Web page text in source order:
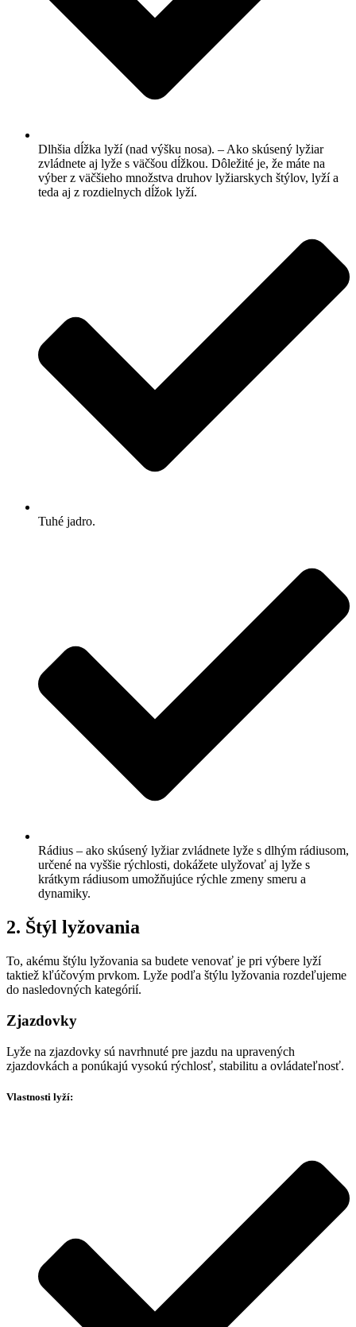
Dlhšia dĺžka lyží (nad výšku nosa). – Ako skúsený lyžiar
zvládnete aj lyže s väčšou dĺžkou. Dôležité je, že máte na
výber z väčšieho množstva druhov lyžiarskych štýlov, lyží a
teda aj z rozdielnych dĺžok lyží.
Tuhé jadro.
Rádius – ako skúsený lyžiar zvládnete lyže s dlhým rádiusom,
určené na vyššie rýchlosti, dokážete ulyžovať aj lyže s
krátkym rádiusom umožňujúce rýchle zmeny smeru a
dynamiky.
2. Štýl lyžovania
To, akému štýlu lyžovania sa budete venovať je pri výbere lyží
taktiež kľúčovým prvkom. Lyže podľa štýlu lyžovania rozdeľujeme
do nasledovných kategórií.
Zjazdovky
Lyže na zjazdovky sú navrhnuté pre jazdu na upravených
zjazdovkách a ponúkajú vysokú rýchlosť, stabilitu a ovládateľnosť.
Vlastnosti lyží: